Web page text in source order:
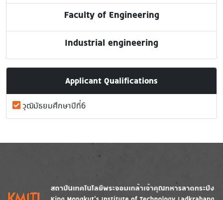
Faculty of Engineering
Industrial engineering
Applicant Qualifications
วุฒิมัธยมศึกษาปีที่6
Image